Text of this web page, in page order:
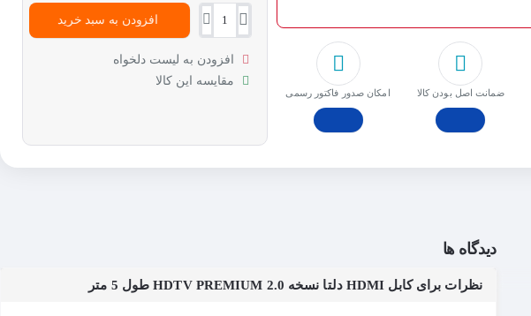
ﺿﻤﺎﻧﺖ اﺻﻞ ﺑﻮدن ﮐﺎﻟﺎ امکان صدور فاکتور رسمی
افزودن به سبد خرید
افزودن به لیست دلخواه
مقایسه این کالا
دیدگاه ها
نظرات برای کابل HDMI دلتا نسخه 2.0 HDTV PREMIUM طول 5 متر